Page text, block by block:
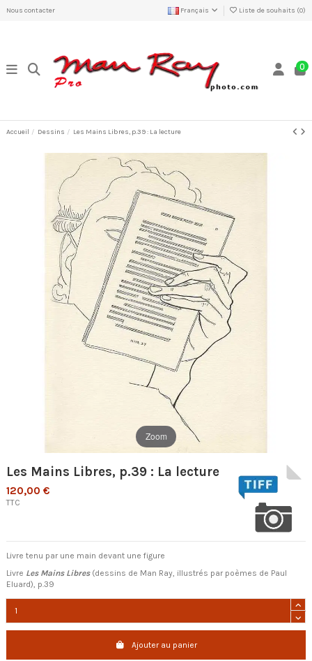
Nous contacter Français Liste de souhaits (0)
0
Accueil Dessins Les Mains Libres, p.39 : La lecture
Zoom
Les Mains Libres, p.39 : La lecture
120,00 €
TTC
Livre tenu par une main devant une figure
Livre Les Mains Libres(dessins de Man Ray, illustrés par poèmes de Paul
Eluard), p.39
Ajouter au panier